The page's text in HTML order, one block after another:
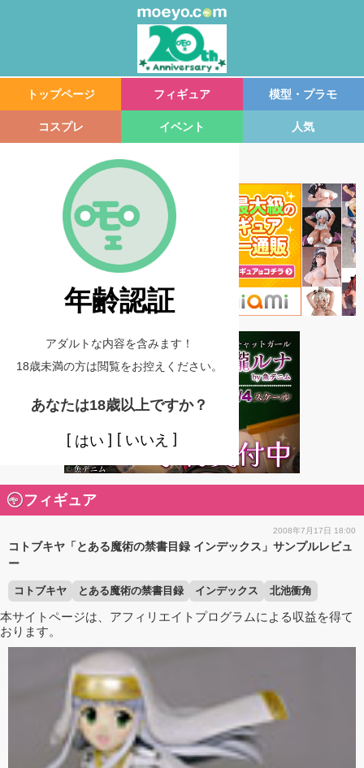
トップページ フィギュア 模型・プラモ
コスプレ イベント 人気
年齢認証
アダルトな内容を含みます！
18歳未満の方は閲覧をお控えください。
あなたは18歳以上ですか？
はい いいえ
フィギュア
2008年7月17日 18:00
コトブキヤ「とある魔術の禁書目録 インデックス」サンプルレビュ
ー
コトブキヤ とある魔術の禁書目録 インデックス 北池衝角
本サイトページは、アフィリエイトプログラムによる収益を得て
おります。